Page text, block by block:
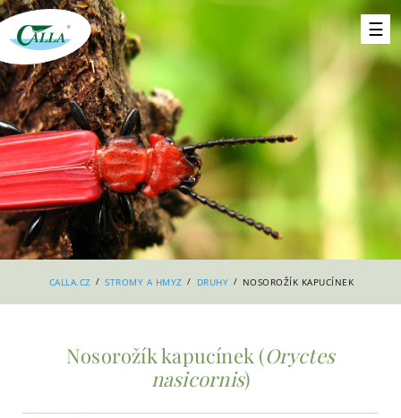
CALLA.CZ / STROMY A HMYZ / DRUHY / NOSOROŽÍK KAPUCÍNEK
Nosorožík kapucínek (Oryctes
nasicornis)